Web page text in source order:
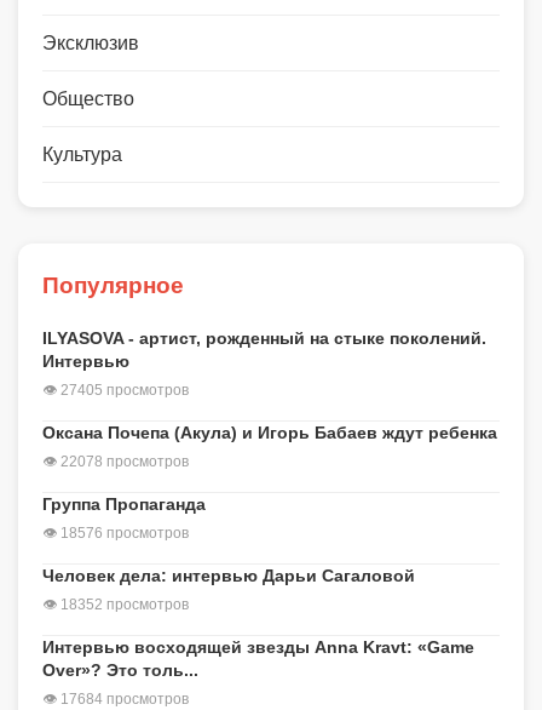
Эксклюзив
Общество
Культура
Популярное
ILYASOVA - артист, рожденный на стыке поколений.
Интервью
👁 27405 просмотров
Оксана Почепа (Акула) и Игорь Бабаев ждут ребенка
👁 22078 просмотров
Группа Пропаганда
👁 18576 просмотров
Человек дела: интервью Дарьи Сагаловой
👁 18352 просмотров
Интервью восходящей звезды Anna Kravt: «Game
Over»? Это толь...
👁 17684 просмотров